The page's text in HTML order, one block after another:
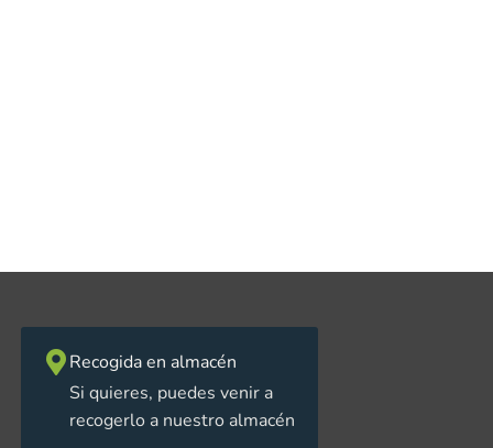
Recogida en almacén
Si quieres, puedes venir a
recogerlo a nuestro almacén